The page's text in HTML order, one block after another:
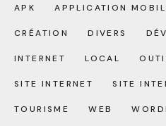
APK APPLICATION
CRÉATION DIVERS
INTERNET LOCAL
SITE INTERNET SITE
TOURISME WEB